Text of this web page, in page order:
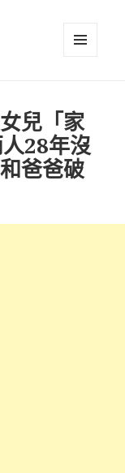
兒「家
28年沒
爸爸破